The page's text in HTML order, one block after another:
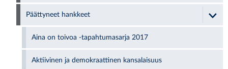
Päättyneet hankkeet
Aina on toivoa -tapahtumasarja 2017
Aktiivinen ja demokraattinen kansalaisuus